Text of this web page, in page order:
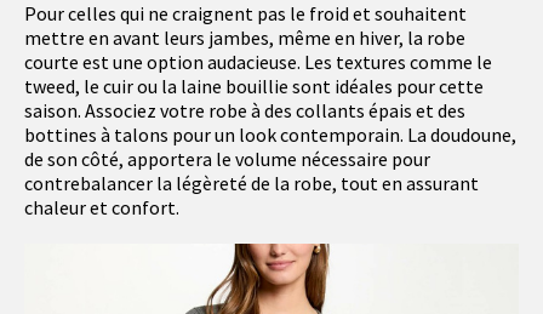
Pour celles qui ne craignent pas le froid et souhaitent
mettre en avant leurs jambes, même en hiver, la robe
courte est une option audacieuse. Les textures comme le
tweed, le cuir ou la laine bouillie sont idéales pour cette
saison. Associez votre robe à des collants épais et des
bottines à talons pour un look contemporain. La doudoune,
de son côté, apportera le volume nécessaire pour
contrebalancer la légèreté de la robe, tout en assurant
chaleur et confort.